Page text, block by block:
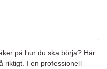
på hur du ska börja? Här
riktigt. I en professionell